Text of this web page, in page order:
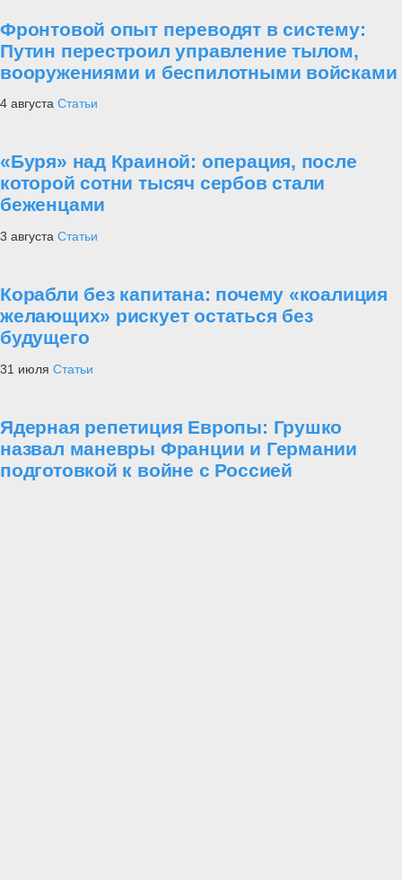
Фронтовой опыт переводят в систему:
Путин перестроил управление тылом,
вооружениями и беспилотными войсками
4 августа Статьи
«Буря» над Краиной: операция, после
которой сотни тысяч сербов стали
беженцами
3 августа Статьи
Корабли без капитана: почему «коалиция
желающих» рискует остаться без
будущего
31 июля Статьи
Ядерная репетиция Европы: Грушко
назвал маневры Франции и Германии
подготовкой к войне с Россией